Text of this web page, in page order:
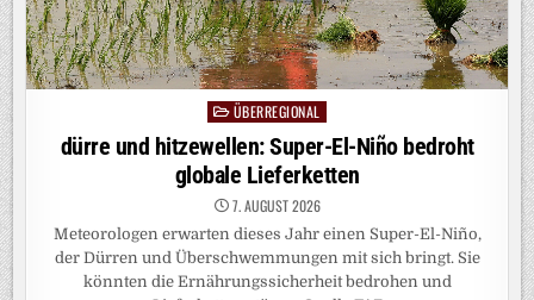
PostedÜBERREGIONAL
dürre und hitzewellen: Super-El-Niño bedroht
globale Lieferketten
7. AUGUST 2026
Meteorologen erwarten dieses Jahr einen Super-El-Niño,
der Dürren und Überschwemmungen mit sich bringt. Sie
könnten die Ernährungssicherheit bedrohen und